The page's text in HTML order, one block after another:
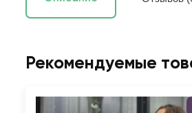
Рекомендуемые